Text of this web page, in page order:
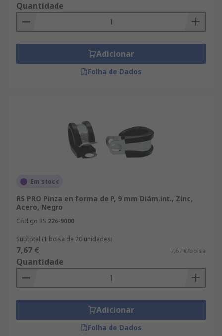
Quantidade
Adicionar
Folha de Dados
Em stock
RS PRO Pinza en forma de P, 9 mm Diám.int., Zinc,
Acero, Negro
Código RS 226-9000
Subtotal (1 bolsa de 20 unidades)
7,67 € 7,67 €/bolsa
Quantidade
Adicionar
Folha de Dados